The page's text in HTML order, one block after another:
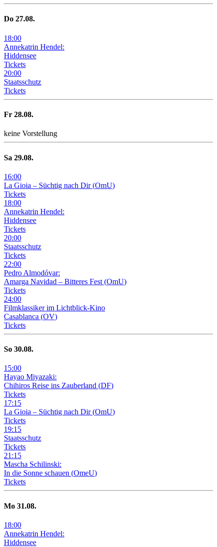
Do 27.08.
18:00
Annekatrin Hendel:
Hiddensee
Tickets
20:00
Staatsschutz
Tickets
Fr 28.08.
keine Vorstellung
Sa 29.08.
16:00
La Gioia – Süchtig nach Dir (OmU)
Tickets
18:00
Annekatrin Hendel:
Hiddensee
Tickets
20:00
Staatsschutz
Tickets
22:00
Pedro Almodóvar:
Amarga Navidad – Bitteres Fest (OmU)
Tickets
24:00
Filmklassiker im Lichtblick-Kino
Casablanca (OV)
Tickets
So 30.08.
15:00
Hayao Miyazaki:
Chihiros Reise ins Zauberland (DF)
Tickets
17:15
La Gioia – Süchtig nach Dir (OmU)
Tickets
19:15
Staatsschutz
Tickets
21 :15
Mascha Schilinski:
In die Sonne schauen (OmeU)
Tickets
Mo 31.08.
18:00
Annekatrin Hendel:
Hiddensee